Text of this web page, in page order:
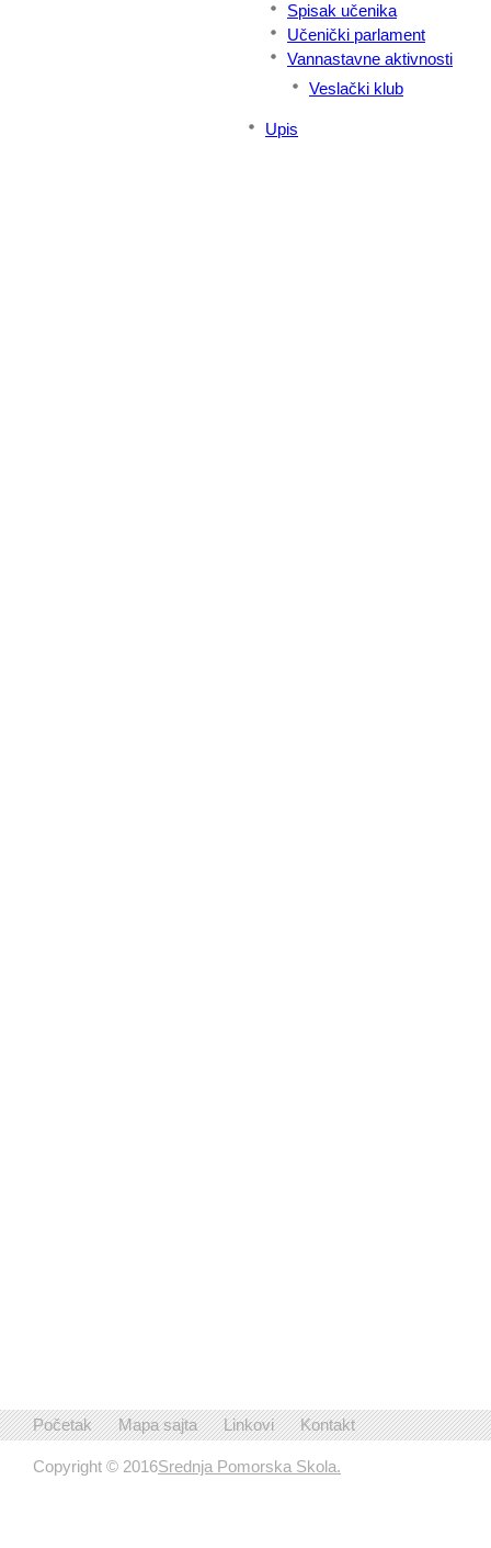
Spisak učenika
Učenički parlament
Vannastavne aktivnosti
Veslački klub
Upis
Početak Mapa sajta Linkovi Kontakt
Copyright © 2016Srednja Pomorska Skola.